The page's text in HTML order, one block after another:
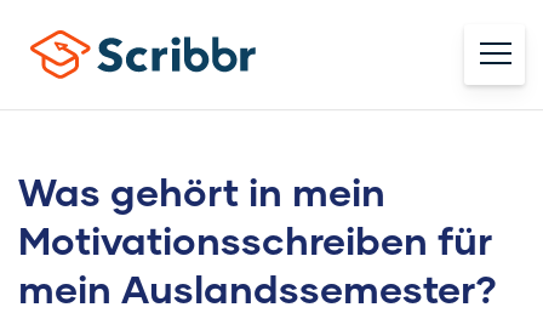
Was gehört in mein
Motivationsschreiben für
mein Auslandssemester?